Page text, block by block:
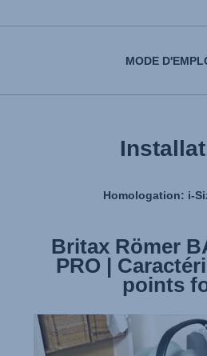
MODE
Homologation: i-
Britax Römer
PRO |
points
Britax Römer
PRO |